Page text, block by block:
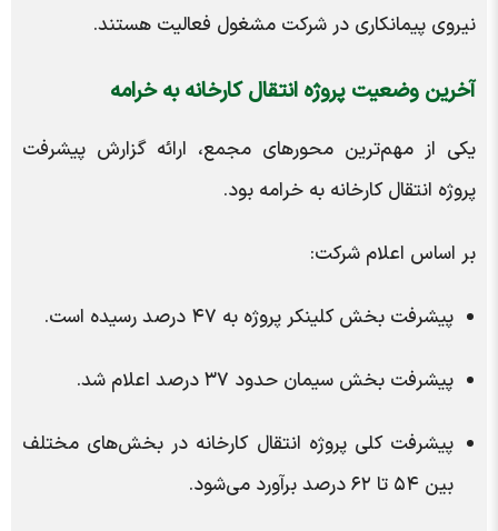
نیروی پیمانکاری در شرکت مشغول فعالیت هستند.
آخرین وضعیت پروژه انتقال کارخانه به خرامه
یکی از مهم‌ترین محورهای مجمع، ارائه گزارش پیشرفت
پروژه انتقال کارخانه به خرامه بود.
بر اساس اعلام شرکت:
پیشرفت بخش کلینکر پروژه به ۴۷ درصد رسیده است.
پیشرفت بخش سیمان حدود ۳۷ درصد اعلام شد.
پیشرفت کلی پروژه انتقال کارخانه در بخش‌های مختلف
بین ۵۴ تا ۶۲ درصد برآورد می‌شود.